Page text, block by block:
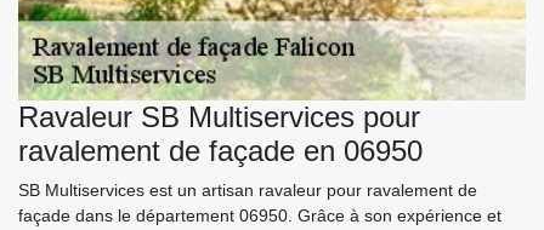
Ravaleur SB Multiservices pour
ravalement de façade en 06950
SB Multiservices est un artisan ravaleur pour ravalement de
façade dans le département 06950. Grâce à son expérience et